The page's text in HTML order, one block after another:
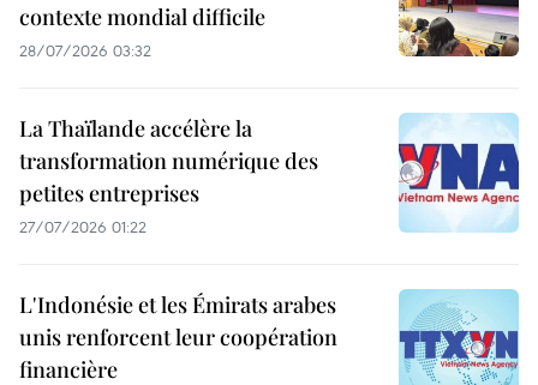
contexte mondial difficile
28/07/2026 03:32
La Thaïlande accélère la
transformation numérique des
petites entreprises
27/07/2026 01:22
L'Indonésie et les Émirats arabes
unis renforcent leur coopération
financière